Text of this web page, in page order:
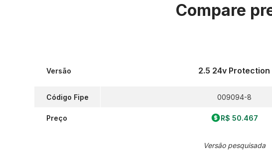
Compare
Versão
Código Fipe
Preço
2.5 24v Protection
009094-8
R$ 50.467
Versão pesquisada